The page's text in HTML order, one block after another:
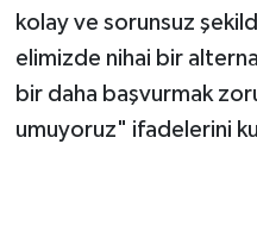
kolay ve sorunsuz
elimizde nihai bir
bir daha başvurmak
umuyoruz" ifadelerini